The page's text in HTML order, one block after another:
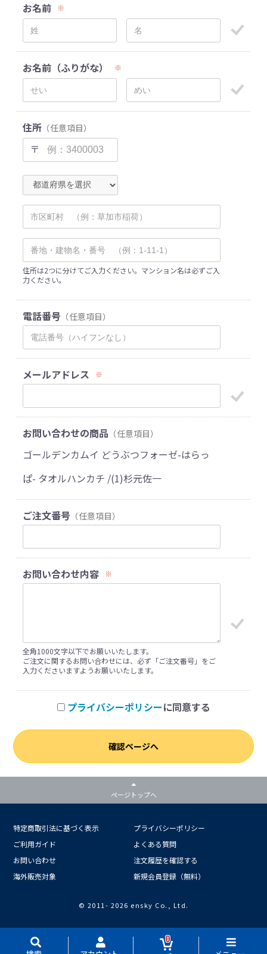
お名前 ※
お名前（ふりがな） ※
住所 （任意項目）
〒
住所は2つに分けてご入力ください。マンション名は必ずご入
力ください。
電話番号 （任意項目）
メールアドレス ※
お問い合わせの商品 （任意項目）
ゴールデンカムイ どうぶつフォーゼ-はらっ
ぱ- タオルハンカチ /(1)杉元佐一
ご注文番号 （任意項目）
お問い合わせ内容 ※
全角1000文字以下でお願いいたします。
ご注文に関するお問い合わせには、必ず「ご注文番号」をご
入力くださいますようお願いいたします。
プライバシーポリシーに同意する
確認ページへ
0
ページトップへ
特定商取引法に基づく表示
プライバシーポリシー
ご利用ガイド
よくある質問
お問い合わせ
注文履歴を確認する
海外販売対象
新規会員登録（無料）
© 2011- 2026 ensky Co., Ltd.